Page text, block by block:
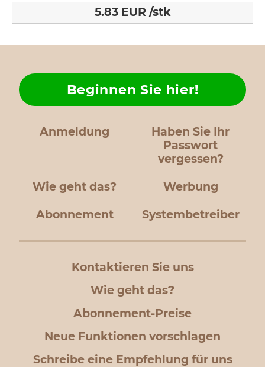
5.83 EUR /stk
Anmeldung
Haben Sie Ihr
Passwort
vergessen?
Wie geht das?
Beginnen Sie hier!
Werbung
Abonnement Systembetreiber
Kontaktieren Sie uns
Wie geht das?
Abonnement-Preise
Neue Funktionen vorschlagen
Schreibe eine Empfehlung für uns